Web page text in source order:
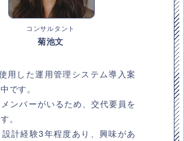
コンサルタント
菊池文
用した運用管理システム導入案
です。
ンバーがいるため、交代要員を
。
計経験3年程度あり、興味があ